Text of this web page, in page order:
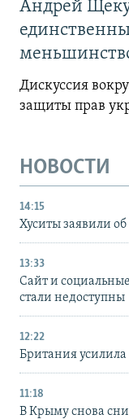
Андрей
Дискуссия
защиты прав
НОВОСТИ
14:15
Хуситы заявили
13:33
Сайт и
стали недоступны
12:22
Британия
11:18
В Крыму снова